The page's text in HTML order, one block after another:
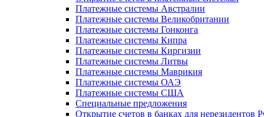
Платежные системы Австралии
Платежные системы Великобритании
Платежные системы Гонконга
Платежные системы Кипра
Платежные системы Киргизии
Платежные системы Литвы
Платежные системы Маврикия
Платежные системы ОАЭ
Платежные системы США
Специальные предложения
Открытие счетов в банках для нерезидентов